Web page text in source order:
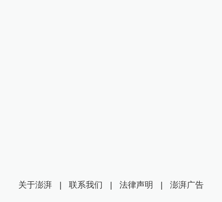
关于澎湃 | 联系我们 | 法律声明 | 澎湃广告